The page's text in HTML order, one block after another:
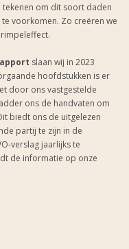
tekenen om dit soort daden
voorkomen. Zo creëren we
slaan wij in 2023
hoofdstukken is er
door ons vastgestelde
ons de handvaten om
biedt ons de uitgelezen
partij te zijn in de
verslag jaarlijks te
de informatie op onze